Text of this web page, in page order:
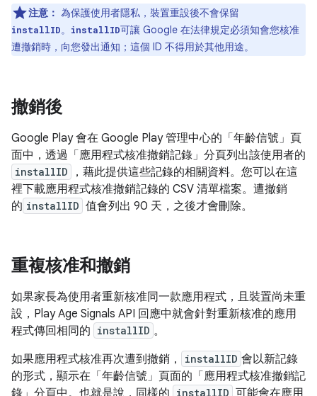
注意： 為保護使用者隱私，裝置重設後不會保留
installID。 installID可讓 Google 在法律規定必須知會您核准
遭撤銷時，向您發出通知；這個 ID 不得用於其他用途。
撤銷後
Google Play 會在 Google Play 管理中心的「年齡信號」 頁
面中，透過「應用程式核准撤銷記錄」分頁列出該使用者的
installID ， 藉此提供這些記錄的相關資料。您可以在這
裡下載應用程式核准撤銷記錄的 CSV 清單檔案。遭撤銷
的 installID 值會列出 90 天，之後才會刪除。
重複核准和撤銷
如果家長為使用者重新核准同一款應用程式，且裝置尚未重
設，Play Age Signals API 回應中就會針對重新核准的應用
程式傳回相同的 installID 。
如果應用程式核准再次遭到撤銷，
installID 會以新記錄
的形式，顯示在「年齡信號」頁面的「應用程式核准撤銷記
錄」 分頁中。 也就是說，同樣的 installID 可能會在應用